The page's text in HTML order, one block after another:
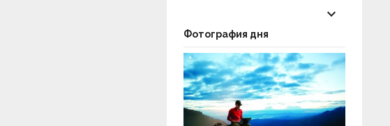
keyboard_arrow_down
Фотография дня